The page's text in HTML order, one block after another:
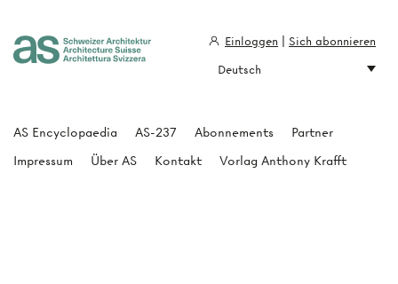
AS Encyclopaedia AS-237 Abonnements
Partner
Impressum
Über AS Kontakt Vorlag Anthony Krafft
Einloggen
Sich abonnieren
Deutsch